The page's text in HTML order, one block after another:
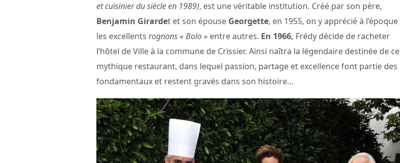
et cuisinier du siècle en 1989), est une véritable institution. Créé par son père,
Benjamin Girardet et son épouse Georgette, en 1955, on y apprécié à l’époque
les excellents rognons « Bolo » entre autres. En 1966, Frédy décide de racheter
l’hôtel de Ville à la commune de Crissier. Ainsi naîtra la légendaire destinée de ce
mythique restaurant, dans lequel passion, partage et excellence font partie des
fondamentaux et restent gravés dans son histoire…